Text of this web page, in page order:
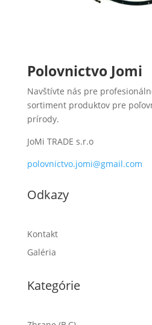
Polovnictvo Jomi
Navštívte nás pre
sortiment produktov pre
prírody.
JoMi TRADE s.r.o
polovnictvo.jomi@gmail.com
Odkazy
Kontakt
Galéria
Kategórie